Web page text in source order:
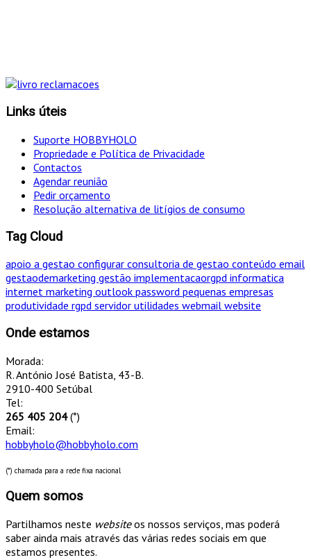
Links úteis
Suporte HOBBYHOLO
Propriedade e Política de Privacidade
Contactos
Agendar reunião
Pedir orçamento
Resolução alternativa de litígios de consumo
Tag Cloud
apoio a gestao configurar consultoria de gestao conteúdo email
gestaodemarketing gestão implementacaorgpd informatica
internet marketing outlook password pequenas empresas
produtividade rgpd servidor utilidades webmail website
Onde estamos
Morada:
R. António José Batista, 43-B.
2910-400 Setúbal
Tel:
265 405 204(*)
Email:
hobbyholo@hobbyholo.com
(*) chamada para a rede fixa nacional
Quem somos
Partilhamos neste websiteos nossos serviços, mas poderá
saber ainda mais através das várias redes sociais em que
estamos presentes.